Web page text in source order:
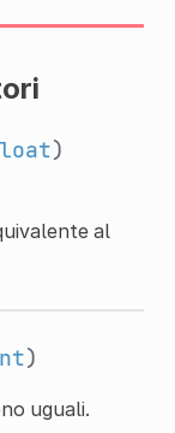
)
al
)
uguali.